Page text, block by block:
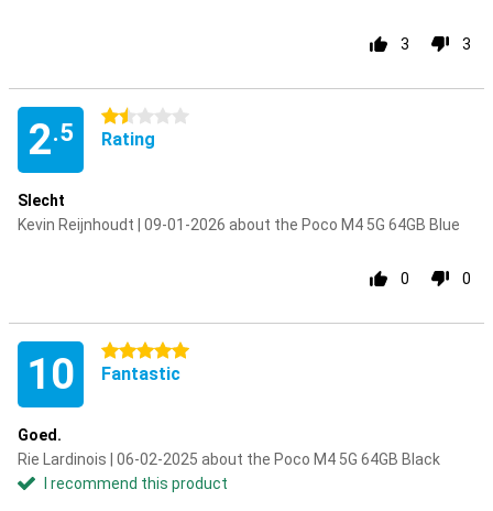
3 3
2.5
1.5 stars
Rating
Slecht
Kevin Reijnhoudt | 09-01-2026 about the Poco M4 5G 64GB Blue
0 0
10 5 stars
Fantastic
Goed.
Rie Lardinois | 06-02-2025 about the Poco M4 5G 64GB Black
I recommend this product